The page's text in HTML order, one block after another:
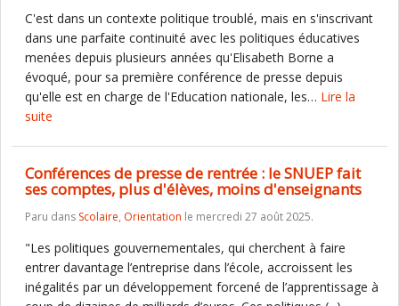
C'est dans un contexte politique troublé, mais en s'inscrivant
dans une parfaite continuité avec les politiques éducatives
menées depuis plusieurs années qu'Elisabeth Borne a
évoqué, pour sa première conférence de presse depuis
qu'elle est en charge de l'Education nationale, les… Lire la
suite
Conférences de presse de rentrée : le SNUEP fait
ses comptes, plus d'élèves, moins d'enseignants
Paru dans Scolaire, Orientation le mercredi 27 août 2025.
"Les politiques gouvernementales, qui cherchent à faire
entrer davantage l’entreprise dans l’école, accroissent les
inégalités par un développement forcené de l’apprentissage à